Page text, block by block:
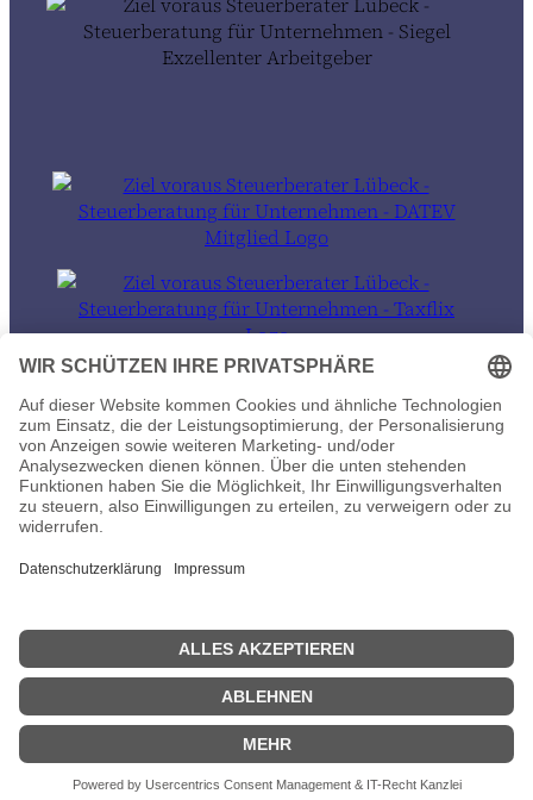
© 2026 Ziel voraus Steuerberater in Lübeck und auch 100% remote
Datenschutz
Wir sind umgezogen
ab sofort finden Sie uns in der Wakenitzstraße 11 in Lübeck.